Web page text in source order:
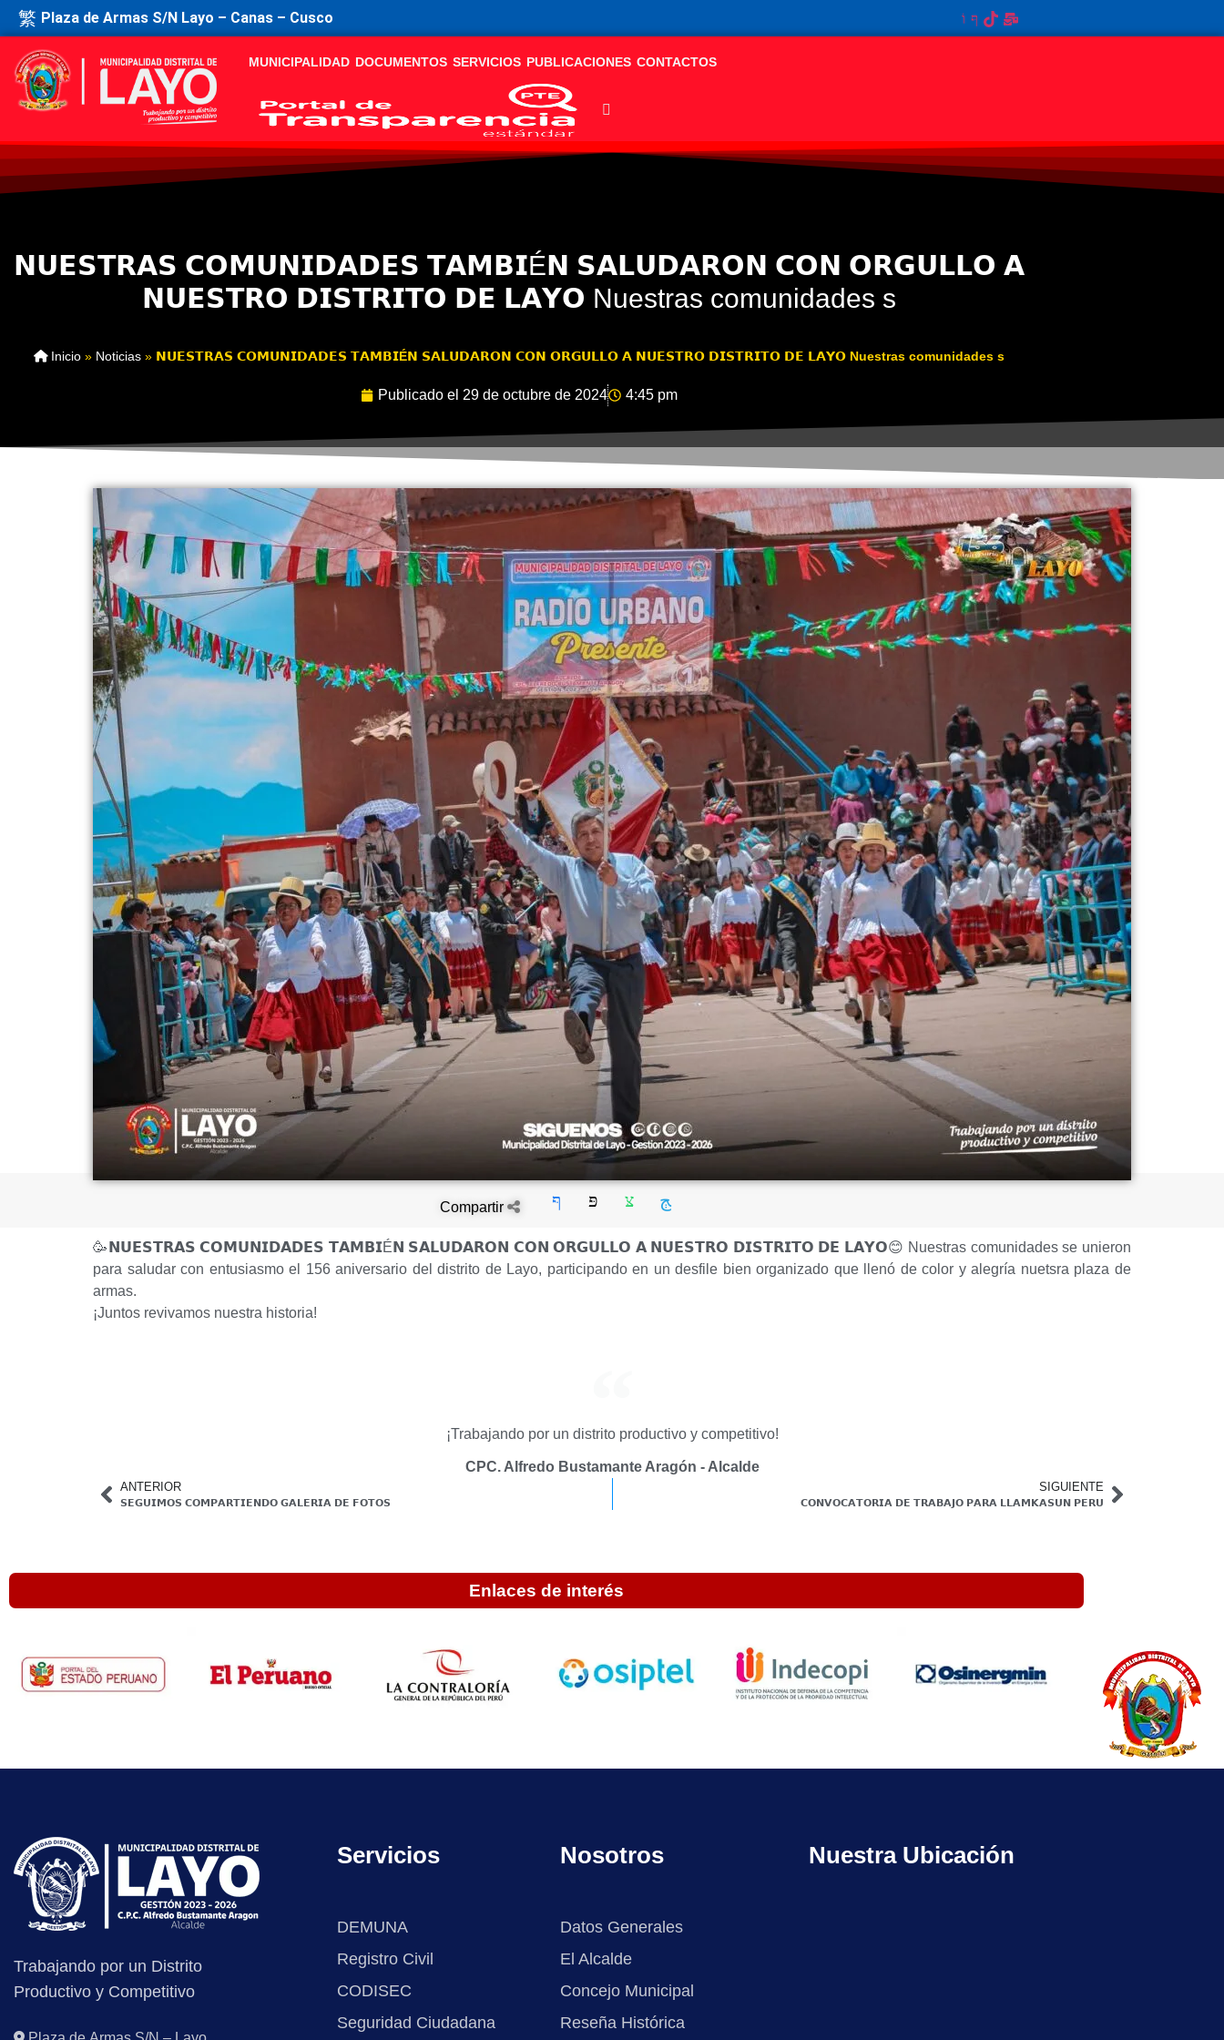
Plaza de Armas S/N Layo – Canas – Cusco
MUNICIPALIDAD DOCUMENTOS SERVICIOS PUBLICACIONES CONTACTOS
𝗡𝗨𝗘𝗦𝗧𝗥𝗔𝗦 𝗖𝗢𝗠𝗨𝗡𝗜𝗗𝗔𝗗𝗘𝗦 𝗧𝗔𝗠𝗕𝗜É𝗡 𝗦𝗔𝗟𝗨𝗗𝗔𝗥𝗢𝗡 𝗖𝗢𝗡 𝗢𝗥𝗚𝗨𝗟𝗟𝗢 𝗔
𝗡𝗨𝗘𝗦𝗧𝗥𝗢 𝗗𝗜𝗦𝗧𝗥𝗜𝗧𝗢 𝗗𝗘 𝗟𝗔𝗬𝗢 Nuestras comunidades s
Inicio » Noticias » 𝗡𝗨𝗘𝗦𝗧𝗥𝗔𝗦 𝗖𝗢𝗠𝗨𝗡𝗜𝗗𝗔𝗗𝗘𝗦 𝗧𝗔𝗠𝗕𝗜É𝗡 𝗦𝗔𝗟𝗨𝗗𝗔𝗥𝗢𝗡 𝗖𝗢𝗡 𝗢𝗥𝗚𝗨𝗟𝗟𝗢 𝗔 𝗡𝗨𝗘𝗦𝗧𝗥𝗢 𝗗𝗜𝗦𝗧𝗥𝗜𝗧𝗢 𝗗𝗘 𝗟𝗔𝗬𝗢 Nuestras comunidades s
Publicado el 29 de octubre de 2024 4:45 pm
Compartir
🥳𝗡𝗨𝗘𝗦𝗧𝗥𝗔𝗦 𝗖𝗢𝗠𝗨𝗡𝗜𝗗𝗔𝗗𝗘𝗦 𝗧𝗔𝗠𝗕𝗜É𝗡 𝗦𝗔𝗟𝗨𝗗𝗔𝗥𝗢𝗡 𝗖𝗢𝗡 𝗢𝗥𝗚𝗨𝗟𝗟𝗢 𝗔 𝗡𝗨𝗘𝗦𝗧𝗥𝗢 𝗗𝗜𝗦𝗧𝗥𝗜𝗧𝗢 𝗗𝗘 𝗟𝗔𝗬𝗢😊 Nuestras comunidades se unieron
para saludar con entusiasmo el 156 aniversario del distrito de Layo, participando en un desfile bien organizado que llenó de color y alegría nuetsra plaza de
armas.
¡Juntos revivamos nuestra historia!
¡Trabajando por un distrito productivo y competitivo!
CPC. Alfredo Bustamante Aragón - Alcalde
ANTERIOR
𝗦𝗘𝗚𝗨𝗜𝗠𝗢𝗦 𝗖𝗢𝗠𝗣𝗔𝗥𝗧𝗜𝗘𝗡𝗗𝗢 𝗚𝗔𝗟𝗘𝗥𝗜𝗔 𝗗𝗘 𝗙𝗢𝗧𝗢𝗦
SIGUIENTE
𝗖𝗢𝗡𝗩𝗢𝗖𝗔𝗧𝗢𝗥𝗜𝗔 𝗗𝗘 𝗧𝗥𝗔𝗕𝗔𝗝𝗢 𝗣𝗔𝗥𝗔 𝗟𝗟𝗔𝗠𝗞𝗔𝗦𝗨𝗡 𝗣𝗘𝗥𝗨
Enlaces de interés
Trabajando por un Distrito
Productivo y Competitivo
Servicios
DEMUNA
Registro Civil
CODISEC
Seguridad Ciudadana
Nosotros
Datos Generales
El Alcalde
Concejo Municipal
Reseña Histórica
Nuestra Ubicación